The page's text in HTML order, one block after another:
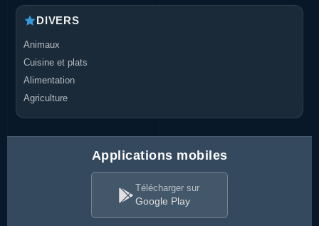
DIVERS
Animaux
Cuisine et plats
Alimentation
Agriculture
Applications mobiles
Télécharger sur
Google Play